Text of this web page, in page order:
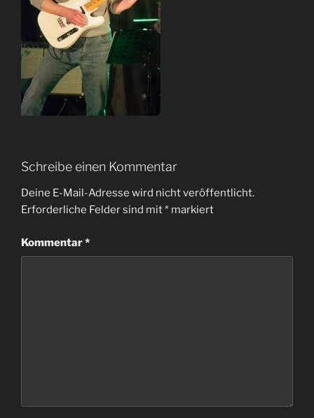
Schreibe einen Kommentar
Deine E-Mail-Adresse wird nicht veröffentlicht.
Erforderliche Felder sind mit* markiert
Kommentar*